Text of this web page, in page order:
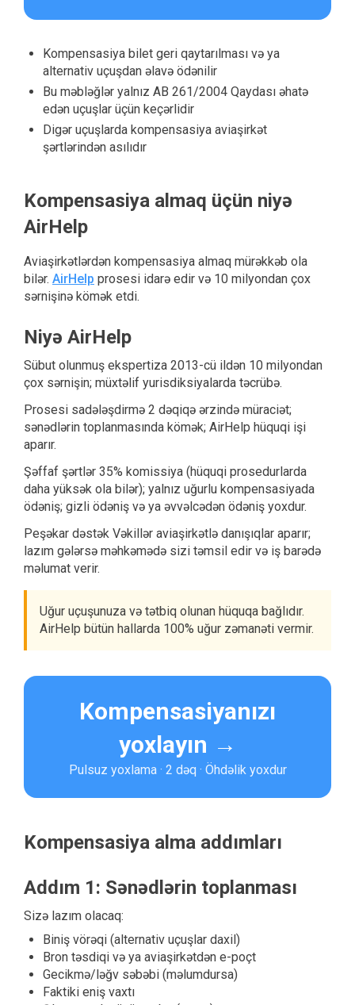
Kompensasiya bilet geri qaytarılması və ya
alternativ uçuşdan əlavə ödənilir
Bu məbləğlər yalnız AB 261/2004 Qaydası əhatə
edən uçuşlar üçün keçərlidir
Digər uçuşlarda kompensasiya aviaşirkət
şərtlərindən asılıdır
Kompensasiya almaq üçün niyə
AirHelp
Aviaşirkətlərdən kompensasiya almaq mürəkkəb ola
bilər. AirHelp prosesi idarə edir və 10 milyondan çox
sərnişinə kömək etdi.
Niyə AirHelp
Sübut olunmuş ekspertiza 2013-cü ildən 10 milyondan
çox sərnişin; müxtəlif yurisdiksiyalarda təcrübə.
Prosesi sadələşdirmə 2 dəqiqə ərzində müraciət;
sənədlərin toplanmasında kömək; AirHelp hüquqi işi
aparır.
Şəffaf şərtlər 35% komissiya (hüquqi prosedurlarda
daha yüksək ola bilər); yalnız uğurlu kompensasiyada
ödəniş; gizli ödəniş və ya əvvəlcədən ödəniş yoxdur.
Peşəkar dəstək Vəkillər aviaşirkətlə danışıqlar aparır;
lazım gələrsə məhkəmədə sizi təmsil edir və iş barədə
məlumat verir.
Uğur uçuşunuza və tətbiq olunan hüquqa bağlıdır.
AirHelp bütün hallarda 100% uğur zəmanəti vermir.
Kompensasiyanızı
yoxlayın →
Pulsuz yoxlama · 2 dəq · Öhdəlik yoxdur
Kompensasiya alma addımları
Addım 1: Sənədlərin toplanması
Sizə lazım olacaq:
Biniş vörəqi (alternativ uçuşlar daxil)
Bron təsdiqi və ya aviaşirkətdən e-poçt
Gecikmə/ləğv səbəbi (məlumdursa)
Faktiki eniş vaxtı